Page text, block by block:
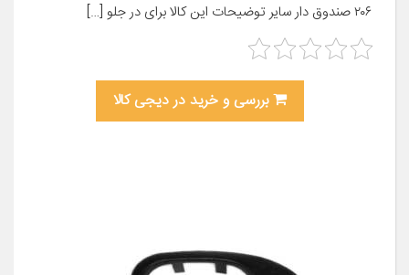
۲۰۶ صندوق دار سایر توضیحات این کالا برای در جلو […]
بررسی و خرید در دیجی کالا